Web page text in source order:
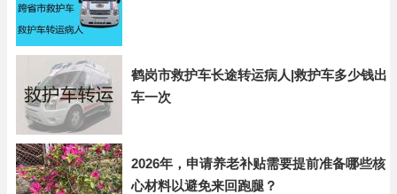
鹤岗市救护车长途转运病人|救护车多少钱出
车一次
2026年，申请养老补贴需要提前准备哪些核
心材料以避免来回跑腿？